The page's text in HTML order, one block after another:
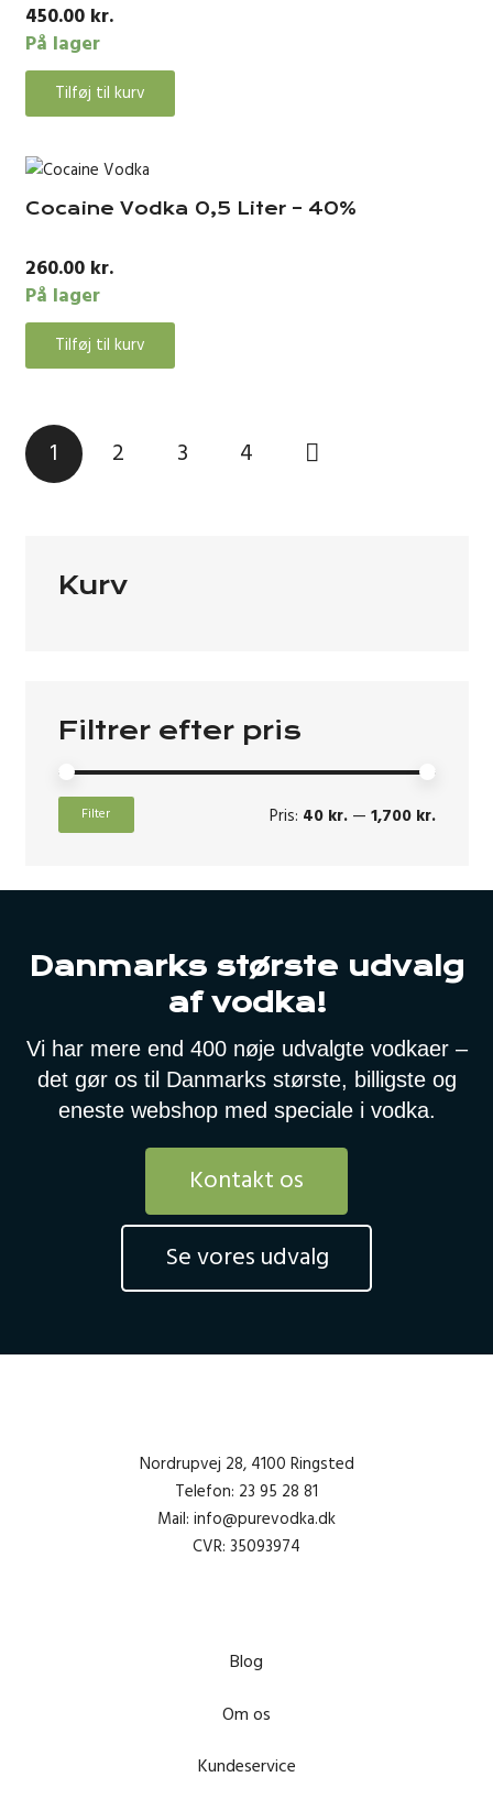
450.00 kr.
På lager
Tilføj til kurv
Cocaine Vodka 0,5 Liter – 40%
260.00 kr.
På lager
Tilføj til kurv
Indlægsinddeling
1 2 3 4
Kurv
Filtrer efter pris
Filter Pris: 40 kr.— 1,700 kr.
Danmarks største udvalg
af vodka!
Vi har mere end 400 nøje udvalgte vodkaer –
det gør os til Danmarks største, billigste og
eneste webshop med speciale i vodka.
Kontakt os
Se vores udvalg
Nordrupvej 28, 4100 Ringsted
Telefon: 23 95 28 81
Mail: info@purevodka.dk
CVR: 35093974
Blog
Om os
Kundeservice